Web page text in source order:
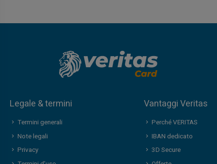
Legale & termini
Termini generali
Note legali
Privacy
Vantaggi Veritas
Perché VERITAS
IBAN dedicato
3D Secure